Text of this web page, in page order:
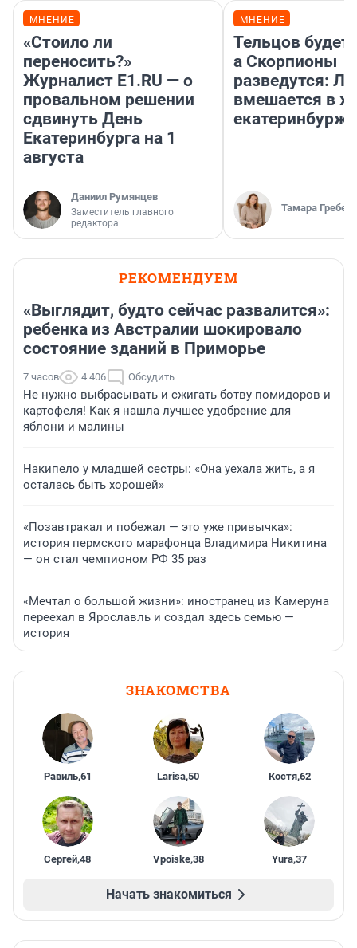
МНЕНИЕ
«Стоило ли
переносить?»
Журналист E1.RU — о
провальном решении
сдвинуть День
Екатеринбурга на 1
августа
Даниил Румянцев
Заместитель главного
редактора
МНЕНИЕ
Тельцов будет
а Скорпионы
разведутся:
вмешается в
Тамара
РЕКОМЕНДУЕМ
«Выглядит, будто сейчас развалится»:
ребенка из Австралии шокировало
состояние зданий в Приморье
7 часов 4 406 Обсудить
Не нужно выбрасывать и сжигать ботву помидоров и
картофеля! Как я нашла лучшее удобрение для
яблони и малины
Накипело у младшей сестры: «Она уехала жить, а я
осталась быть хорошей»
«Позавтракал и побежал — это уже привычка»:
история пермского марафонца Владимира Никитина
— он стал чемпионом РФ 35 раз
«Мечтал о большой жизни»: иностранец из Камеруна
переехал в Ярославль и создал здесь семью —
история
ЗНАКОМСТВА
Равиль,61 Larisa,50 Костя,62
Сергей,48 Vpoiske,38 Yura,37
Начать знакомиться